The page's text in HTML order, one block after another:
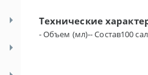
Технические
- Объем (мл)-- Состав100